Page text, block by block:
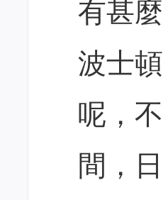
有甚
波士
呢，
間，